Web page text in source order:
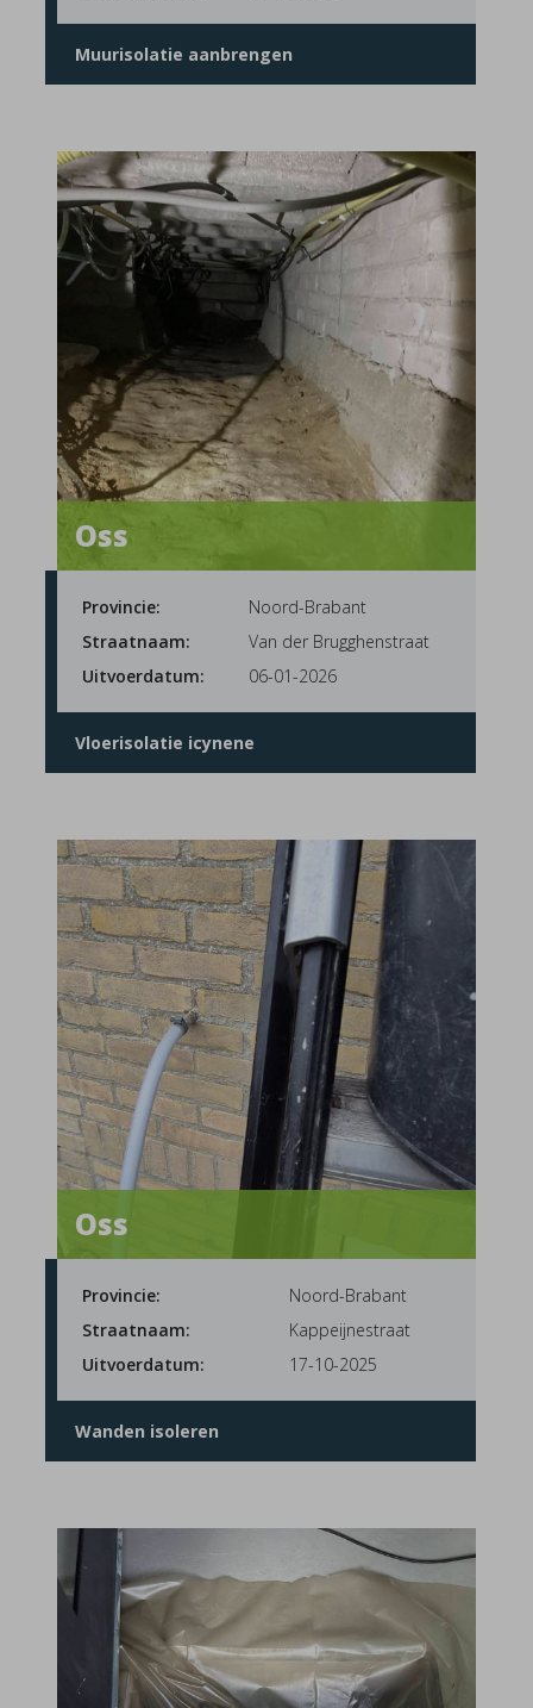
Muurisolatie aanbrengen
Oss
Provincie:
Noord-Brabant
Straatnaam:
Van der Brugghenstraat
Uitvoerdatum:
06-01-2026
Vloerisolatie icynene
Oss
Provincie:
Noord-Brabant
Straatnaam:
Kappeijnestraat
Uitvoerdatum:
17-10-2025
Wanden isoleren